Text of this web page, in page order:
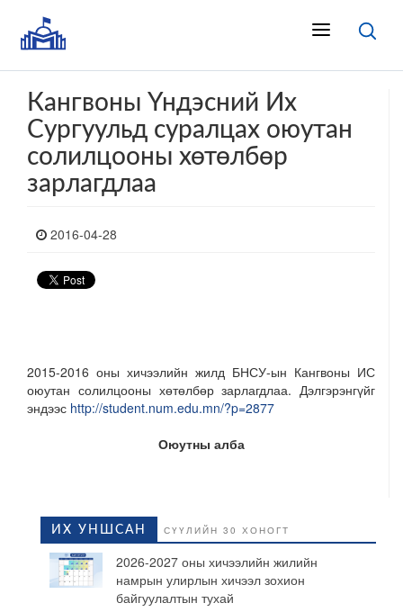
Кангвоны Үндэсний Их
Сургуульд суралцах оюутан
солилцооны хөтөлбөр
зарлагдлаа
2016-04-28
2015-2016 оны хичээлийн жилд БНСУ-ын Кангвоны ИС
оюутан солилцооны хөтөлбөр зарлагдлаа. Дэлгэрэнгүйг
эндээс http://student.num.edu.mn/?p=2877
Оюутны алба
ИХ УНШСАН СҮҮЛИЙН 30 ХОНОГТ
2026-2027 оны хичээлийн жилийн
намрын улирлын хичээл зохион
байгуулалтын тухай